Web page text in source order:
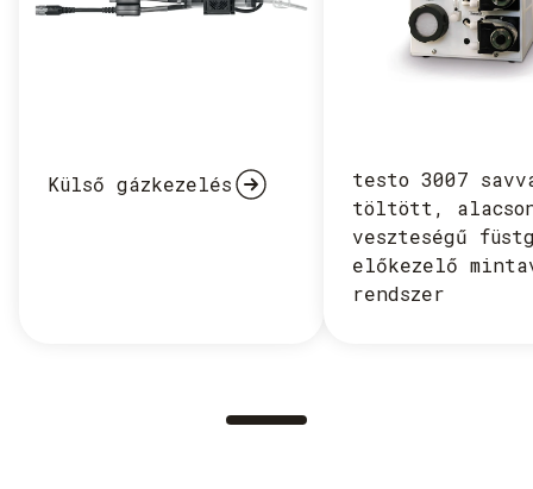
Külső gázkezelés
testo 3007
töltött,
veszteségű
előkezelő
rendszer